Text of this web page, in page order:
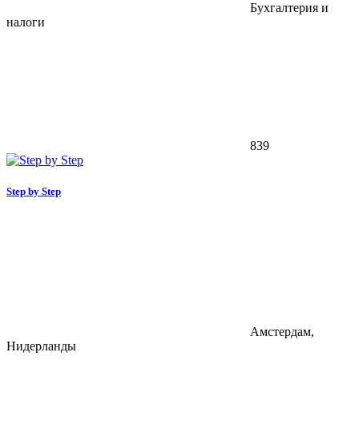
Бухгалтерия и
налоги
839
Step by Step
Амстердам,
Нидерланды